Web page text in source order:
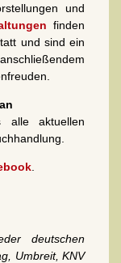
und
finden
und sind ein
alle aktuellen
deutschen
Umbreit, KNV